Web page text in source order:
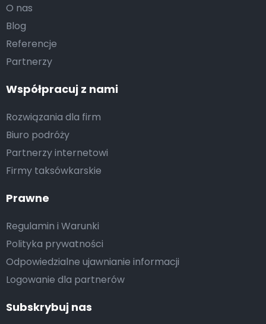
O nas
Blog
Referencje
Partnerzy
Współpracuj z nami
Rozwiązania dla firm
Biuro podróży
Partnerzy internetowi
Firmy taksówkarskie
Prawne
Regulamin i Warunki
Polityka prywatności
Odpowiedzialne ujawnianie informacji
Logowanie dla partnerów
Subskrybuj nas